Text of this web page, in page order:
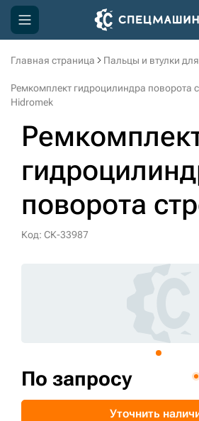
Главная страница Пальцы и втулки
Ремкомплект гидроцилиндра поворота
Hidromek
поворота
Код: СК-33987
По запросу
Уточнить
Компания
Акции
Доставка и оплата
Контакты
3D тур по производству